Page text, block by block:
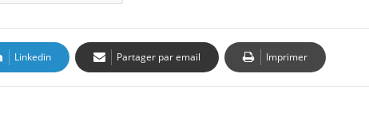
Linkedin Partager par email Imprimer